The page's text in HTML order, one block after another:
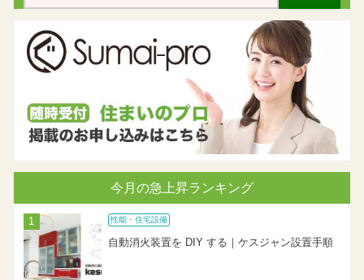
今月の急上昇ランキング
性能・住宅設備
自動消火装置を DIY する｜ケスジャン設置手順